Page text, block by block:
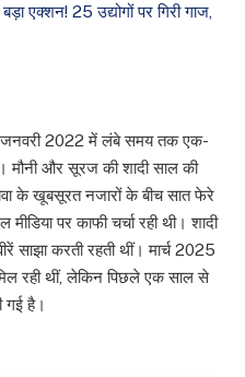
एक्शन! 25 उद्योगों पर गिरी गाज,
जनवरी 2022 में लंबे समय तक एक-
मौनी और सूरज की शादी साल की
के खूबसूरत नजारों के बीच सात फेरे
पर काफी चर्चा रही थी। शादी
साझा करती रहती थीं। मार्च 2025
रही थीं, लेकिन पिछले एक साल से
गई है।